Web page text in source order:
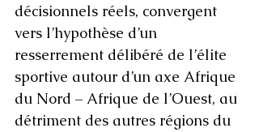
décisionnels réels, convergent
vers l’hypothèse d’un
resserrement délibéré de l’élite
sportive autour d’un axe Afrique
du Nord – Afrique de l’Ouest, au
détriment des autres régions du